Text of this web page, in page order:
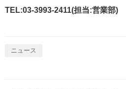
TEL:03-3993-2411(担当:営業部)
ニュース